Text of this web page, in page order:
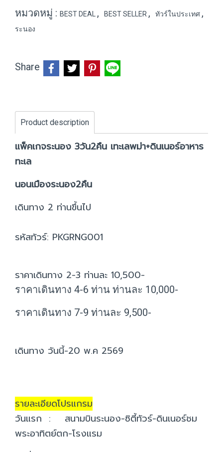
หมวดหมู่ : BEST DEAL , BEST SELLER , ทัวร์ในประเทศ ,
ระนอง
Share
Product description
แพ็คเกจระนอง 3วัน2คืน เทะเลพม่า+ดินเนอร์อาหาร
ทะเล
นอนเมืองระนอง2คืน
เดินทาง 2 ท่านขึ้นไป
รหัสทัวร์: PKGRNG001
ราคาเดินทาง 2-3 ท่านละ 10,500-
ราคาเดินทาง 4-6 ท่าน ท่านละ 10,000-
ราคาเดินทาง 7-9 ท่านละ 9,500-
เดินทาง วันนี้-20 พ.ค 2569
รายละเอียดโปรแกรม
วันแรก : สนามบินระนอง-ซิตี้ทัวร์-ดินเนอร์ชม
พระอาทิตย์ตก-โรงแรม